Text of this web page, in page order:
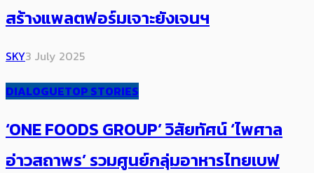
สร้างแพลตฟอร์มเจาะยังเจนฯ
SKY3 July 2025
DIALOGUETOP STORIES
‘ONE FOODS GROUP’ วิสัยทัศน์ ‘ไพศาล
อ่าวสถาพร’ รวมศูนย์กลุ่มอาหารไทยเบฟ